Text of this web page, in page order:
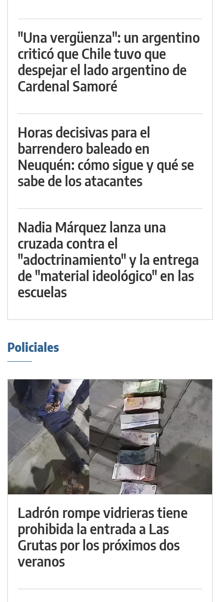
"Una vergüenza": un argentino
criticó que Chile tuvo que
despejar el lado argentino de
Cardenal Samoré
Horas decisivas para el
barrendero baleado en
Neuquén: cómo sigue y qué se
sabe de los atacantes
Nadia Márquez lanza una
cruzada contra el
"adoctrinamiento" y la entrega
de "material ideológico" en las
escuelas
Policiales
Ladrón rompe vidrieras tiene
prohibida la entrada a Las
Grutas por los próximos dos
veranos